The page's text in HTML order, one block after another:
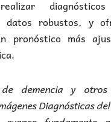
datos robustos, y
pronóstico más
demencia y otros
Diagnósticas